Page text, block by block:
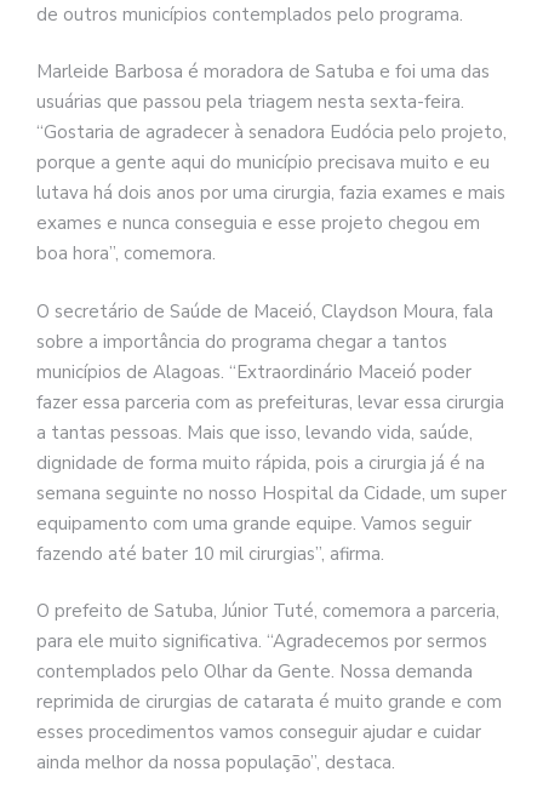
de outros municípios contemplados pelo programa.
Marleide Barbosa é moradora de Satuba e foi uma das
usuárias que passou pela triagem nesta sexta-feira.
“Gostaria de agradecer à senadora Eudócia pelo projeto,
porque a gente aqui do município precisava muito e eu
lutava há dois anos por uma cirurgia, fazia exames e mais
exames e nunca conseguia e esse projeto chegou em
boa hora”, comemora.
O secretário de Saúde de Maceió, Claydson Moura, fala
sobre a importância do programa chegar a tantos
municípios de Alagoas. “Extraordinário Maceió poder
fazer essa parceria com as prefeituras, levar essa cirurgia
a tantas pessoas. Mais que isso, levando vida, saúde,
dignidade de forma muito rápida, pois a cirurgia já é na
semana seguinte no nosso Hospital da Cidade, um super
equipamento com uma grande equipe. Vamos seguir
fazendo até bater 10 mil cirurgias”, afirma.
O prefeito de Satuba, Júnior Tuté, comemora a parceria,
para ele muito significativa. “Agradecemos por sermos
contemplados pelo Olhar da Gente. Nossa demanda
reprimida de cirurgias de catarata é muito grande e com
esses procedimentos vamos conseguir ajudar e cuidar
ainda melhor da nossa população”, destaca.